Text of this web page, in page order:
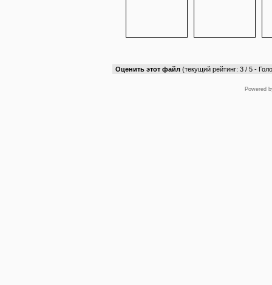
Оценить этот файл (текущий рейтинг: 3 / 5 -
Powered